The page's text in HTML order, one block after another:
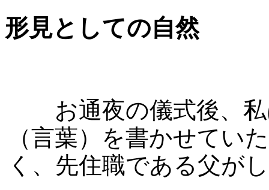
形見としての自然
お通夜の儀式後、私
（言葉）を書かせてい
く、先住職である父が